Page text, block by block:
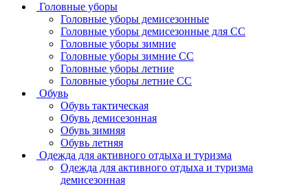
Головные уборы
Головные уборы демисезонные
Головные уборы демисезонные для СС
Головные уборы зимние
Головные уборы зимние СС
Головные уборы летние
Головные уборы летние СС
Обувь
Обувь тактическая
Обувь демисезонная
Обувь зимняя
Обувь летняя
Одежда для активного отдыха и туризма
Одежда для активного отдыха и туризма
демисезонная